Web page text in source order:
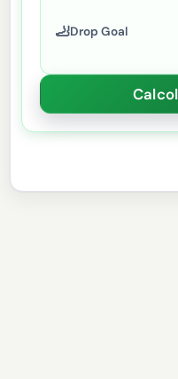
🦶Drop Goal